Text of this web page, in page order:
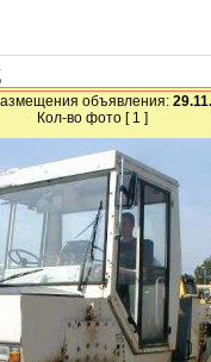
объявления:
Кол-во фото [ 1 ]